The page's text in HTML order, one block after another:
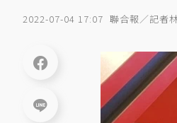
2022-07-04 17:07 聯合報／記者